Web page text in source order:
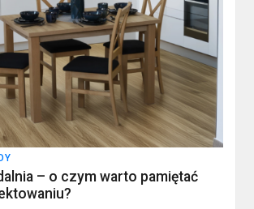
– o czym warto pamiętać